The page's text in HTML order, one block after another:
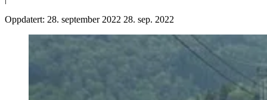
Oppdatert: 28. september 2022 28. sep. 2022